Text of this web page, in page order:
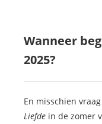
Wanneer
2025?
En misschien
Liefde in de zomer